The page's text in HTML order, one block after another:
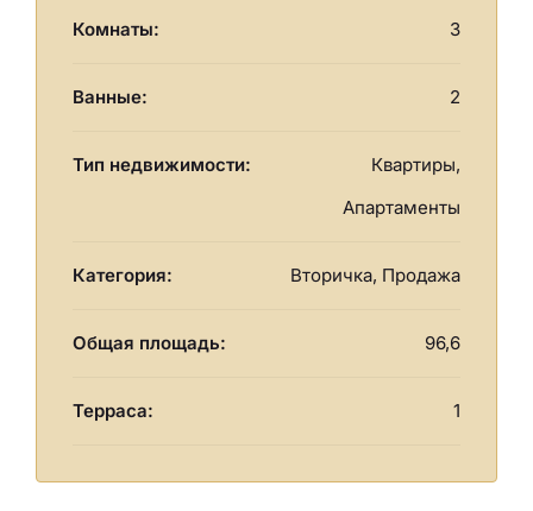
Комнаты: 3
Ванные: 2
Тип недвижимости:
Квартиры,
Апартаменты
Категория: Вторичка, Продажа
Общая площадь: 96,6
Терраса: 1